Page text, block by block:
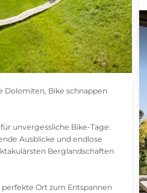
Dolomiten, Bike schnappen
unvergessliche Bike-Tage:
Ausblicke und endlose
Berglandschaften
Ort zum Entspannen